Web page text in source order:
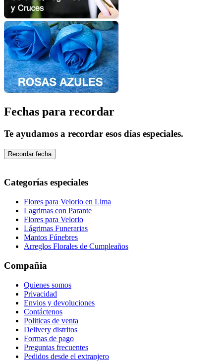
Fechas para recordar
Te ayudamos a recordar esos días especiales.
Recordar fecha
Categorías especiales
Flores para Velorio en Lima
Lagrimas con Parante
Flores para Velorio
Lágrimas Funerarias
Mantos Fúnebres
Arreglos Florales de Cumpleaños
Compañia
Quienes somos
Privacidad
Envios y devoluciones
Contáctenos
Politicas de venta
Delivery distritos
Formas de pago
Preguntas frecuentes
Pedidos desde el extranjero